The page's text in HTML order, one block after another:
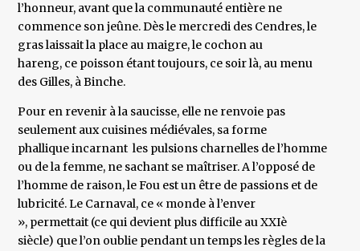
l’honneur, avant que la communauté entière ne
commence son jeûne. Dès le mercredi des Cendres, le
gras laissait la place au maigre, le cochon au
hareng, ce poisson étant toujours, ce soir là, au menu
des Gilles, à Binche.
Pour en revenir à la saucisse, elle ne renvoie pas
seulement aux cuisines médiévales, sa forme
phallique incarnant les pulsions charnelles de l’homme
ou de la femme, ne sachant se maîtriser. A l’opposé de
l’homme de raison, le Fou est un être de passions et de
lubricité. Le Carnaval, ce « monde à l’enver
», permettait (ce qui devient plus difficile au XXIè
siècle) que l’on oublie pendant un temps les règles de la